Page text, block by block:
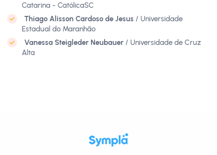
Catarina - CatólicaSC
Thiago Alisson Cardoso de Jesus / Universidade
Estadual do Maranhão
Vanessa Steigleder Neubauer / Universidade de Cruz
Alta